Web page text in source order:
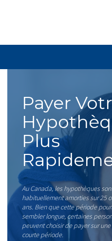
Payer
Plus
Au Canada, les hypothèques
habituellement amorties sur 25
ans. Bien que cette période
sembler longue, certaines
peuvent choisir de payer sur
courte période.